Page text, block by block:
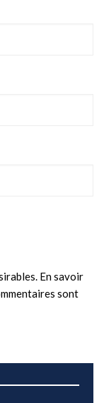
En savoir
sont